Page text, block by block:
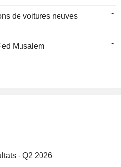
de voitures neuves
-
Musalem -
- Q2 2026